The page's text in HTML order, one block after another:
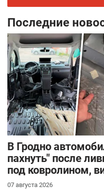
Последние
В Гродно
пахнуть" после
под ковролином,
07 августа 2026